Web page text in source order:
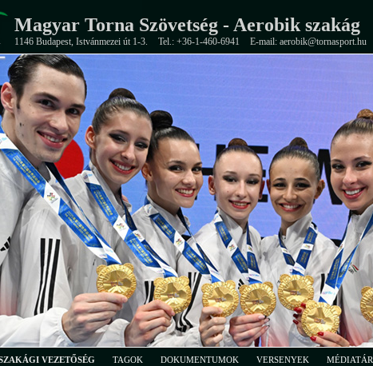
Magyar Torna Szövetség - Aerobik szakág
1146 Budapest, Istvánmezei út 1-3. Tel.: +36-1-460-6941 E-mail: aerobik@tornasport.hu
VEZETŐSÉG TAGOK DOKUMENTUMOK VERSENYEK MÉDIATÁR